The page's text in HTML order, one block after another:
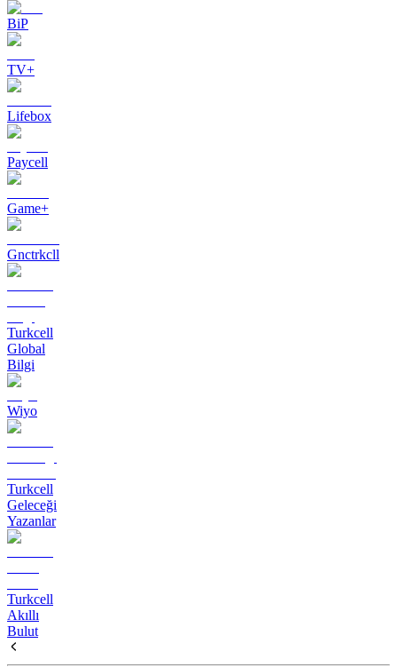
BiP
TV+
Lifebox
Paycell
Game+
Gnctrkcll
Turkcell
Global
Bilgi
Wiyo
Turkcell
Geleceği
Yazanlar
Turkcell
Akıllı
Bulut